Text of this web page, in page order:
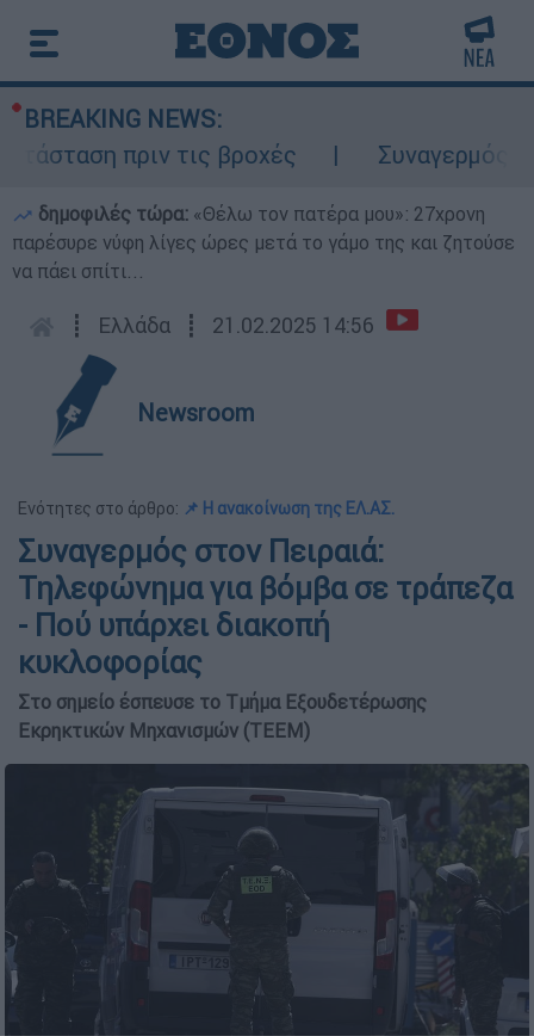
BREAKING NEWS:
πριν τις βροχές
Συναγερμός
δημοφιλές τώρα: «Θέλω τον πατέρα μου»: 27χρονη
παρέσυρε νύφη λίγες ώρες μετά το γάμο της και ζητούσε
να πάει σπίτι...
┋ Ελλάδα ┋ 21.02.2025 14:56
Newsroom
Ενότητες στο άρθρο: 📌 Η ανακοίνωση της ΕΛ.ΑΣ.
Συναγερμός στον Πειραιά:
Τηλεφώνημα για βόμβα σε τράπεζα
- Πού υπάρχει διακοπή
κυκλοφορίας
Στο σημείο έσπευσε το Τμήμα Εξουδετέρωσης
Εκρηκτικών Μηχανισμών (ΤΕΕΜ)